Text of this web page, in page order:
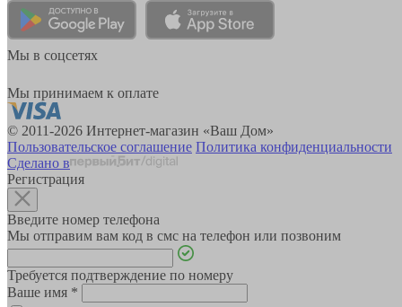
Мы в соцсетях
Мы принимаем к оплате
© 2011-2026 Интернет-магазин «Ваш Дом»
Пользовательское соглашение Политика конфиденциальности
Сделано в
Регистрация
Введите номер телефона
Мы отправим вам код в смс на телефон или позвоним
Требуется подтверждение по номеру
Ваше имя *